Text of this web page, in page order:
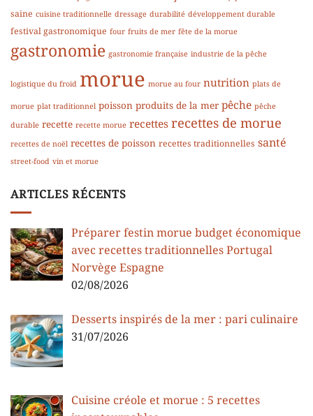
saine cuisine traditionnelle dressage durabilité développement durable
festival gastronomique four fruits de mer fête de la morue
gastronomie gastronomie française industrie de la pêche
logistique du froid morue morue au four nutrition plats de
morue plat traditionnel poisson produits de la mer pêche pêche
durable recette recette morue recettes recettes de morue
recettes de noël recettes de poisson recettes traditionnelles santé
street-food vin et morue
ARTICLES RÉCENTS
Préparer festin morue budget économique
avec recettes traditionnelles Portugal
Norvège Espagne
02/08/2026
Desserts inspirés de la mer : pari culinaire
31/07/2026
Cuisine créole et morue : 5 recettes